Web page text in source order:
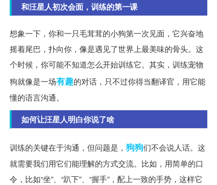
和汪星人初次会面，训练的第一课
想象一下，你和一只毛茸茸的小狗第一次见面，它兴奋地
摇着尾巴，扑向你，像是遇见了世界上最美味的骨头。这
个时候，你可能不知道怎么开始训练它。其实，训练宠物
狗就像是一场有趣的对话，只不过你得当翻译官，用它能
懂的语言沟通。
如何让汪星人明白你说了啥
训练的关键在于沟通，但问题是， 狗狗们不会说人话。这
就需要我们用它们能理解的方式交流。比如，用简单的口
令，比如“坐”、“趴下”、“握手”，配上一致的手势，这样它